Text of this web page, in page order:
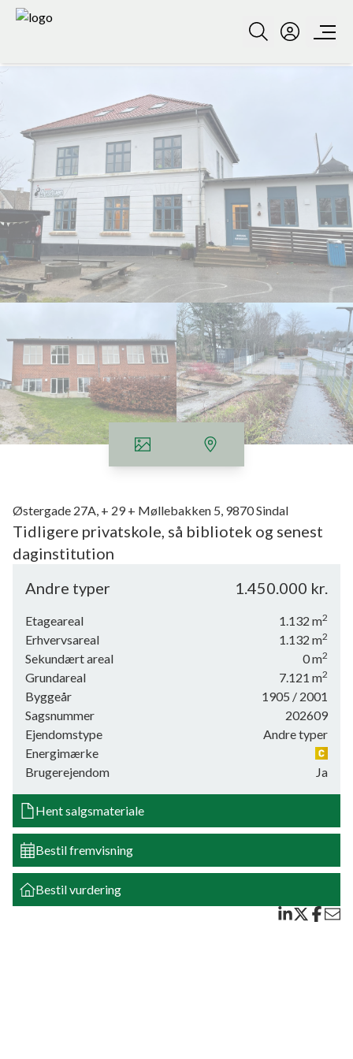
Østergade 27A, + 29 + Møllebakken 5, 9870 Sindal
Tidligere privatskole, så bibliotek og senest
daginstitution
sted i Sindal. Hovedbygningen er opført i mursten, pudset og
hvidmalet. Der er nye træ-alu. termovinduer i størstedelen af
huset fra 2020. På 2. sal og i kælderen er der gamle vinduer i
trærammer.
Bygningen er indrettet til daginstituttion, der er højt til loftet,
troltektlofter og nyere køkken i forbindelse med større
opholdsrum. Ellers er der 5 stk. mindre opholdsrum, 2 stk.
toiletter i forbindelse med "vaske-hænder" rum,
garderoberum, 3 toiletter og "vaske-hænder" rum, samt
endnu en garderobe i forbindelse med anden indgang.
På 1. sal er der 4 store rum, gl. køkken samt toilet.
På 2. sal er der stor stue, 2 værelser, 1 toilet samt skunkrum.
(2. sal er i dårlig vedligeholdelsestilstand i forhold til øvrig del
af huset).
Kælder på ialt 89 kvm. indeholder vaskerum med
grundvandspumpe i brønd, kælderudgang, opgangsrum,
værksted, installationsrum, diverse depotrum. Det
bemærkes, at kælderen virker ret fugtig, der drypper lidt fra
Andre typer 1.450.000 kr.
Etageareal 1.132 m2
Erhvervsareal 1.132 m2
Sekundært areal 0m2
Grundareal 7.121 m2
Byggeår 1905 / 2001
Sagsnummer
202609
Ejendomstype
Andre typer
Energimærke
Brugerejendom
Ja
Hent salgsmateriale
Bestil fremvisning
Bestil vurdering